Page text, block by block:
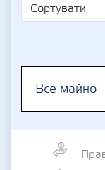
Все майно